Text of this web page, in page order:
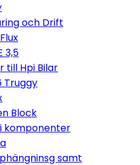
och Drift
3,5
till Hpi Bilar
Truggy
Block
komponenter
samt